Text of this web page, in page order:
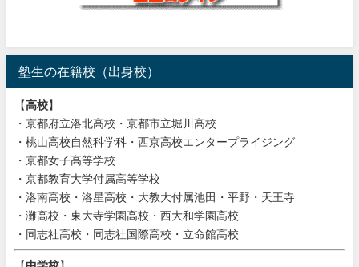
塾生の在籍校（出身校）
【高校】
・京都府立洛北高校・京都市立堀川高校
・桃山高校自然科学科・西京高校エンタープライジング
・京都女子高等学校
・京都教育大学付属高等学校
・洛南高校・洛星高校・大教大付属池田・平野・天王寺
・灘高校・東大寺学園高校・西大和学園高校
・同志社高校・同志社国際高校・立命館高校